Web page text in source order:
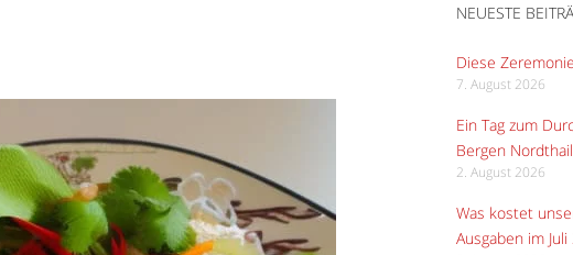
NEUESTE
Diese
7. August 2026
Ein Tag zum
Bergen
2. August 2026
Was kostet
Ausgaben im